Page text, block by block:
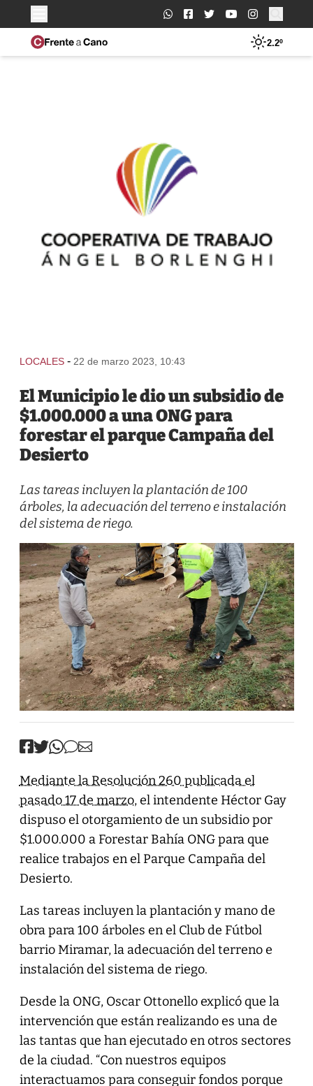
Buscar:
2.2º
LOCALES - 22 de marzo 2023, 10:43
El Municipio le dio un subsidio de
$1.000.000 a una ONG para
forestar el parque Campaña del
Desierto
Las tareas incluyen la plantación de 100
árboles, la adecuación del terreno e instalación
del sistema de riego.
Mediante la Resolución 260 publicada el
pasado 17 de marzo, el intendente Héctor Gay
dispuso el otorgamiento de un subsidio por
$1.000.000 a Forestar Bahía ONG para que
realice trabajos en el Parque Campaña del
Desierto.
Las tareas incluyen la plantación y mano de
obra para 100 árboles en el Club de Fútbol
barrio Miramar, la adecuación del terreno e
instalación del sistema de riego.
Desde la ONG, Oscar Ottonello explicó que la
intervención que están realizando es una de
las tantas que han ejecutado en otros sectores
de la ciudad. “Con nuestros equipos
interactuamos para conseguir fondos porque